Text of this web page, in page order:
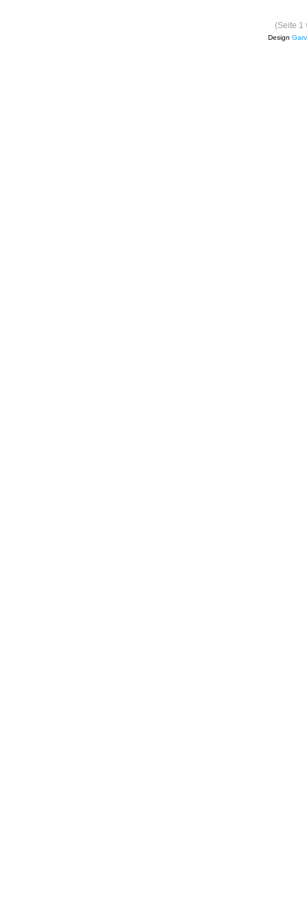
(Seite 1
Design